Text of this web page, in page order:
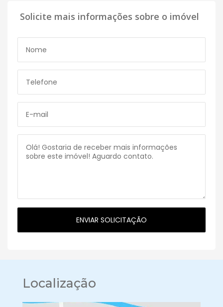
Solicite mais informações sobre o imóvel
Localização